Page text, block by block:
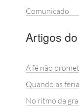
Comunicado
Artigos
A fé não
Quando as
No ritmo da